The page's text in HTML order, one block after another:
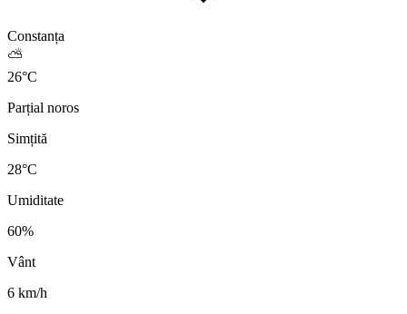
Constanța
⛅
26°C
Parțial noros
Simțită
28°C
Umiditate
60%
Vânt
6 km/h